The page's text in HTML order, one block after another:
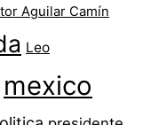
Aguilar Camín
Leo
mexico